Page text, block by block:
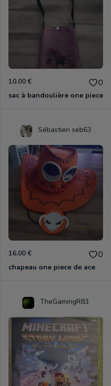
10.00 € 0
sac à bandoulière one piece
Sébastien seb63
16.00 € 0
chapeau one piece de ace
TheGamingR83